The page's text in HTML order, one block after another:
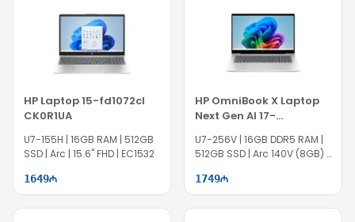
HP Laptop 15-fd1072cl
CK0R1UA
U7-155H | 16GB RAM | 512GB
SSD | Arc | 15.6" FHD | EC1532
1649
HP OmniBook X Laptop
Next Gen AI 17-
dd0047nr B88A2UA
U7-256V | 16GB DDR5 RAM |
512GB SSD | Arc 140V (8GB) |
EC1533
1749